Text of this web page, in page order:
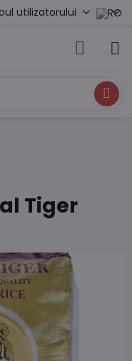
utilizatorului
Caută
Tiger